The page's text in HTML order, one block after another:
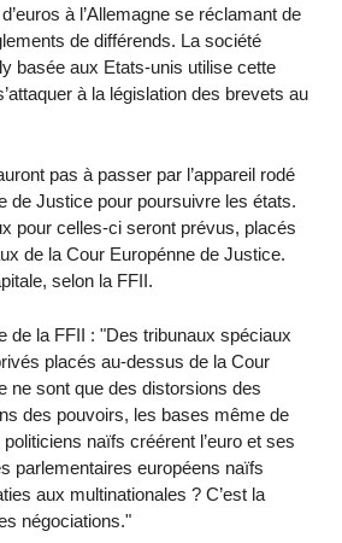
à l’Allemagne se réclamant de
de différends. La société
basée aux Etats-unis utilise cette
à la législation des brevets au
pas à passer par l’appareil rodé
de Justice pour poursuivre les états.
pour celles-ci seront prévus, placés
de la Cour Europénne de Justice.
selon la FFII.
de la FFII : "Des tribunaux spéciaux
placés au-dessus de la Cour
ne sont que des distorsions des
des pouvoirs, les bases même de
naïfs créérent l’euro et ses
parlementaires européens naïfs
aux multinationales ? C’est la
négociations."